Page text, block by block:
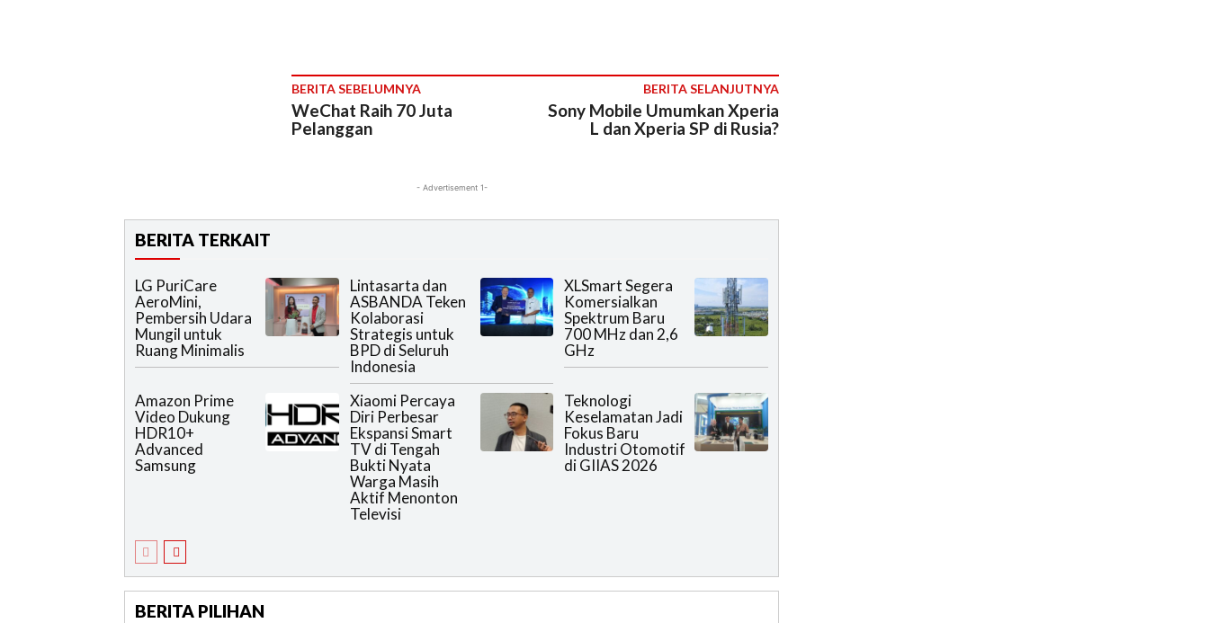
BERITA SEBELUMNYA
WeChat Raih 70 Juta
Pelanggan
BERITA SELANJUTNYA
Sony Mobile Umumkan Xperia
L dan Xperia SP di Rusia?
- Advertisement 1-
BERITA TERKAIT
LG PuriCare
AeroMini,
Pembersih Udara
Mungil untuk
Ruang Minimalis
Lintasarta dan
ASBANDA Teken
Kolaborasi
Strategis untuk
BPD di Seluruh
Indonesia
XLSmart Segera
Komersialkan
Spektrum Baru
700 MHz dan 2,6
GHz
Amazon Prime
Video Dukung
HDR10+
Advanced
Samsung
Xiaomi Percaya
Diri Perbesar
Ekspansi Smart
TV di Tengah
Bukti Nyata
Warga Masih
Aktif Menonton
Televisi
Teknologi
Keselamatan Jadi
Fokus Baru
Industri Otomotif
di GIIAS 2026
BERITA PILIHAN